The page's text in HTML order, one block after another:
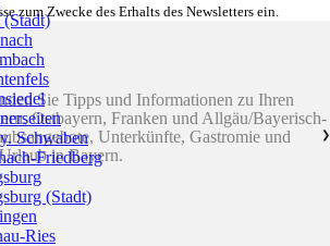
zum Zwecke des Erhalts des Newsletters ein.
Sie Tipps und Informationen zu Ihren
Ostbayern, Franken und Allgäu/Bayerisch-
Unterkünfte, Gastromie und
in Bayern.
Schwaben
❯
Friedberg
(Stadt)
Ries